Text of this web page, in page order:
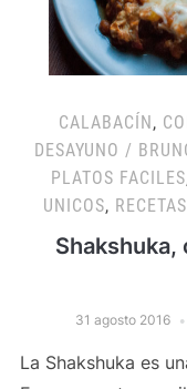
CALABACÍN,
DESAYUNO /
PLATOS FACILES
UNICOS,
31 agosto 2016
La Shakshuka es